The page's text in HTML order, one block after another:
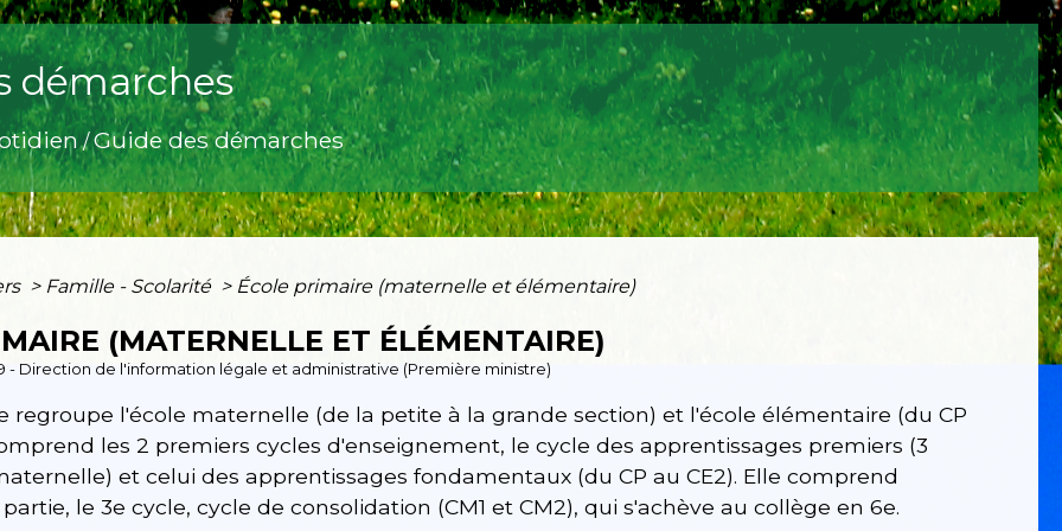
démarches
/Guide des démarches
> Famille - Scolarité > École primaire (maternelle et élémentaire)
(MATERNELLE ET ÉLÉMENTAIRE)
- Direction de l'information légale et administrative (Première ministre)
regroupe l'école maternelle (de la petite à la grande section) et l'école élémentaire (du CP
les 2 premiers cycles d'enseignement, le cycle des apprentissages premiers (3
et celui des apprentissages fondamentaux (du CP au CE2). Elle comprend
le 3e cycle, cycle de consolidation (CM1 et CM2), qui s'achève au collège en 6e.